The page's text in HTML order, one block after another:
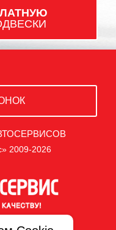
2009-2026
данных